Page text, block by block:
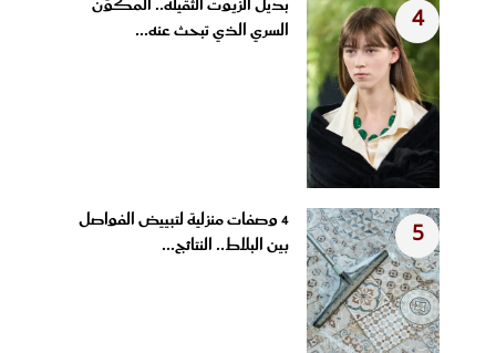
4
بديل الزيوت الثقيلة.. المكوّن
السري الذي تبحث عنه...
5
4 وصفات منزلية لتبييض الفواصل
بين البلاط.. النتائج...